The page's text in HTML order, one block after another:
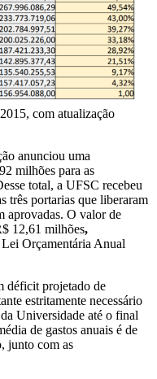
com atualização
anunciou uma
milhões para as
total, a UFSC recebeu
três portarias que liberaram
aprovadas. O valor de
12,61 milhões,
Orçamentária Anual
déficit projetado de
estritamente necessário
da Universidade até o final
de gastos anuais é de
junto com as